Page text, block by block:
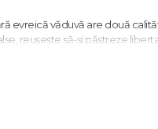
evreică văduvă are două
reușește să-și păstreze